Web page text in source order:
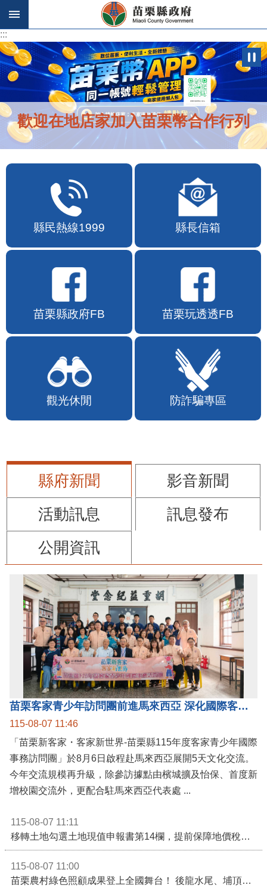
跳到主要內容區塊
:::
:::
歡迎在地店家加入苗栗幣合作行列
縣民熱線1999 縣長信箱
苗栗縣政府FB 苗栗玩透透FB
觀光休閒 防詐騙專區
縣府新聞
影音新聞
活動訊息
訊息發布
公開資訊
苗栗客家青少年訪問團前進馬來西亞 深化國際客家文化交流
115-08-07 11:46
「苗栗新客家・客家新世界-苗栗縣115年度客家青少年國際
事務訪問團」於8月6日啟程赴馬來西亞展開5天文化交流。
今年交流規模再升級，除參訪據點由檳城擴及怡保、首度新
115-08-07 11:11
115-08-07 11:00